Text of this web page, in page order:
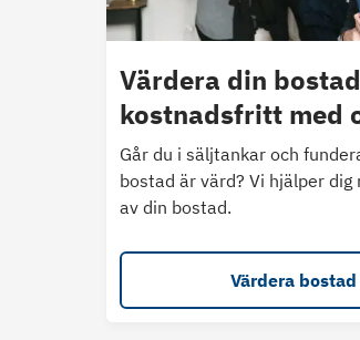
Värdera din bostad
kostnadsfritt med
Går du i säljtankar och
bostad är värd? Vi hjälper dig
av din bostad.
Värdera bostad